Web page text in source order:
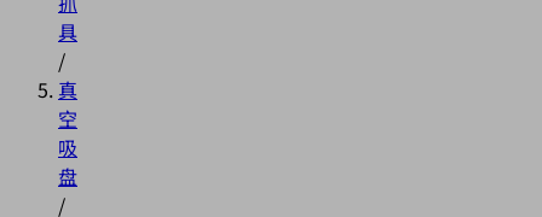
具
/
真
空
吸
盘
/